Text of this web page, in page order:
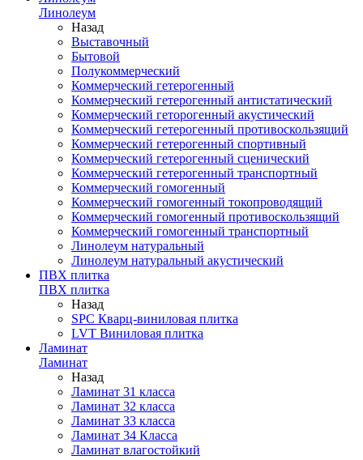
Линолеум
Назад
Выставочный
Бытовой
Полукоммерческий
Коммерческий гетерогенный
Коммерческий гетерогенный антистатический
Коммерческий геторогенный акустический
Коммерческий гетерогенный противоскользящий
Коммерческий гетерогенный спортивный
Коммерческий гетерогенный сценический
Коммерческий гетерогенный транспортный
Коммерческий гомогенный
Коммерческий гомогенный токопроводящий
Коммерческий гомогенный противоскользящий
Коммерческий гомогенный транспортный
Линолеум натуральный
Линолеум натуральный акустический
ПВХ плитка
ПВХ плитка
Назад
SPC Кварц-виниловая плитка
LVT Виниловая плитка
Ламинат
Ламинат
Назад
Ламинат 31 класса
Ламинат 32 класса
Ламинат 33 класса
Ламинат 34 Класса
Ламинат влагостойкий